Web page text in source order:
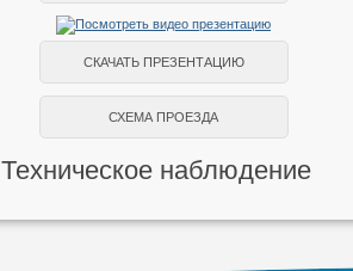
СКАЧАТЬ ПРЕЗЕНТАЦИЮ
СХЕМА ПРОЕЗДА
Техническое наблюдение